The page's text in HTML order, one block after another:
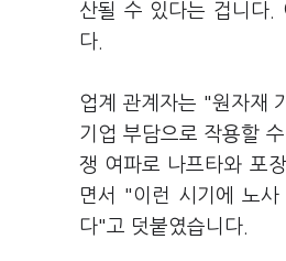
산될 수 있다는 겁니다.
다.
업계 관계자는 "원자재
기업 부담으로 작용할
쟁 여파로 나프타와 포
면서 "이런 시기에 노
다"고 덧붙였습니다.